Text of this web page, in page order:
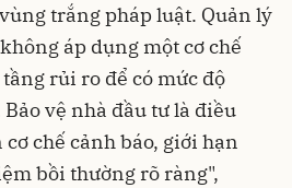
trắng pháp luật. Quản lý
áp dụng một cơ chế
rủi ro để có mức độ
vệ nhà đầu tư là điều
chế cảnh báo, giới hạn
bồi thường rõ ràng",